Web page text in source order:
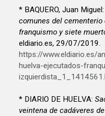
* BAQUERO, Juan
comunes del
franquismo y siete
eldiario.es, 29/07/2019.
https://www.eldiario.es/
huelva-ejecutados-
* DIARIO DE HUELVA:
veintena de cadáveres